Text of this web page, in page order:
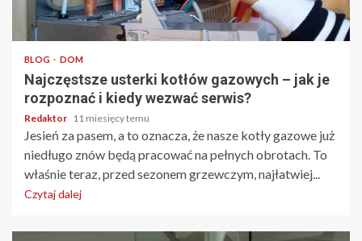
4 min odczytu
BLOG DOM
Najczęstsze usterki kotłów gazowych – jak je
rozpoznać i kiedy wezwać serwis?
Redaktor 11 miesięcy temu
Jesień za pasem, a to oznacza, że nasze kotły gazowe już
niedługo znów będą pracować na pełnych obrotach. To
właśnie teraz, przed sezonem grzewczym, najłatwiej...
Czytaj dalej